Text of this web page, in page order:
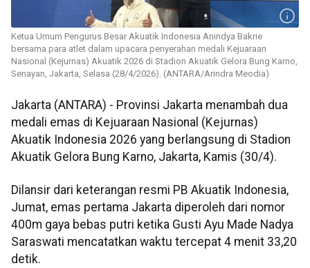
Ketua Umum Pengurus Besar Akuatik Indonesia Anindya Bakrie
bersama para atlet dalam upacara penyerahan medali Kejuaraan
Nasional (Kejurnas) Akuatik 2026 di Stadion Akuatik Gelora Bung Karno,
Senayan, Jakarta, Selasa (28/4/2026). (ANTARA/Arindra Meodia)
Jakarta (ANTARA) - Provinsi Jakarta menambah dua
medali emas di Kejuaraan Nasional (Kejurnas)
Akuatik Indonesia 2026 yang berlangsung di Stadion
Akuatik Gelora Bung Karno, Jakarta, Kamis (30/4).
Dilansir dari keterangan resmi PB Akuatik Indonesia,
Jumat, emas pertama Jakarta diperoleh dari nomor
400m gaya bebas putri ketika Gusti Ayu Made Nadya
Saraswati mencatatkan waktu tercepat 4 menit 33,20
detik.